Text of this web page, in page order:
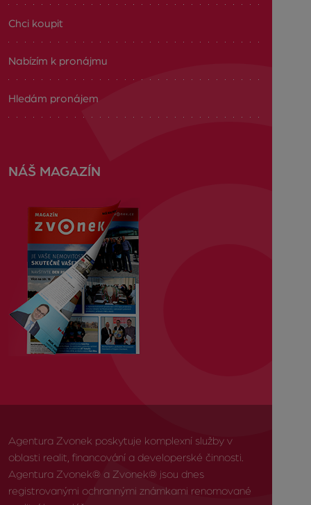
Chci koupit
Nabízím k pronájmu
Hledám pronájem
NÁŠ MAGAZÍN
Agentura Zvonek poskytuje komplexní služby v
oblasti realit, financování a developerské činnosti.
Agentura Zvonek® a Zvonek® jsou dnes
registrovanými ochrannými známkami renomované